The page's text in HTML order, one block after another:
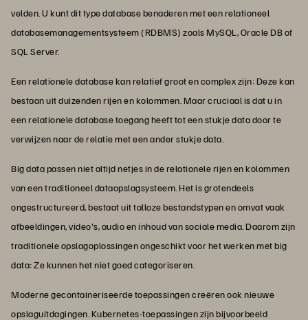
velden. U kunt dit type database benaderen met een relationeel
databasemanagementsysteem (RDBMS) zoals MySQL, Oracle DB of
SQL Server.
Een relationele database kan relatief groot en complex zijn: Deze kan
bestaan uit duizenden rijen en kolommen. Maar cruciaal is dat u in
een relationele database toegang heeft tot een stukje data door te
verwijzen naar de relatie met een ander stukje data.
Big data passen niet altijd netjes in de relationele rijen en kolommen
van een traditioneel dataopslagsysteem. Het is grotendeels
ongestructureerd, bestaat uit talloze bestandstypen en omvat vaak
afbeeldingen, video's, audio en inhoud van sociale media. Daarom zijn
traditionele opslagoplossingen ongeschikt voor het werken met big
data: Ze kunnen het niet goed categoriseren.
Moderne gecontaineriseerde toepassingen creëren ook nieuwe
opslaguitdagingen. Kubernetes-toepassingen zijn bijvoorbeeld